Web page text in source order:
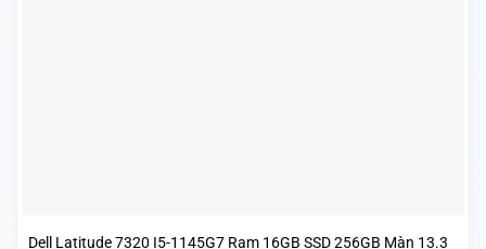
Dell Latitude 7320 I5-1145G7 Ram 16GB SSD 256GB Màn 13.3